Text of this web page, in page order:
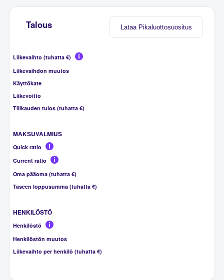
Lataa Pikaluottosuositus
Talous
Liikevaihto (tuhatta €)
Liikevaihdon muutos
Käyttökate
Liikevoitto
Tilikauden tulos (tuhatta €)
MAKSUVALMIUS
Quick ratio
Current ratio
Oma pääoma (tuhatta €)
Taseen loppusumma (tuhatta €)
HENKILÖSTÖ
Henkilöstö
Henkilöstön muutos
Liikevaihto per henkilö (tuhatta €)